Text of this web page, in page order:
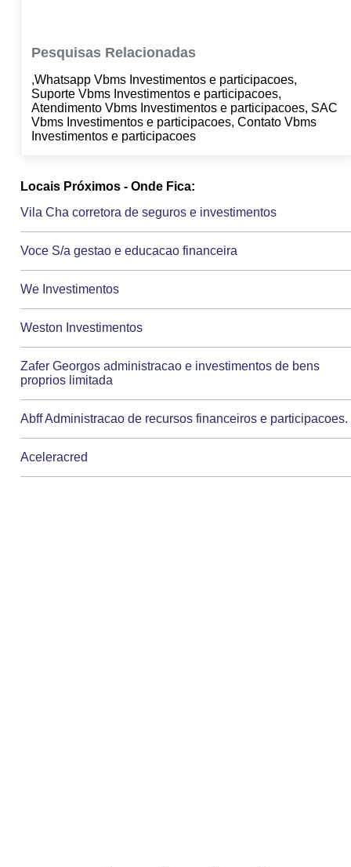
Pesquisas Relacionadas
,Whatsapp Vbms Investimentos e participacoes,
Suporte Vbms Investimentos e participacoes,
Atendimento Vbms Investimentos e participacoes, SAC
Vbms Investimentos e participacoes, Contato Vbms
Investimentos e participacoes
Locais Próximos - Onde Fica:
Vila Cha corretora de seguros e investimentos
Voce S/a gestao e educacao financeira
We Investimentos
Weston Investimentos
Zafer Georgos administracao e investimentos de bens
proprios limitada
Abff Administracao de recursos financeiros e participacoes.
Aceleracred